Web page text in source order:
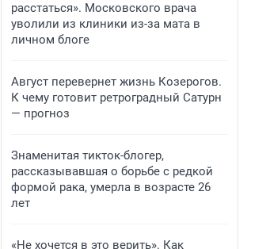
расстаться». Московского врача
уволили из клиники из-за мата в
личном блоге
Август перевернет жизнь Козерогов.
К чему готовит ретроградный Сатурн
— прогноз
Знаменитая тикток-блогер,
рассказывавшая о борьбе с редкой
формой рака, умерла в возрасте 26
лет
«Не хочется в это верить». Как